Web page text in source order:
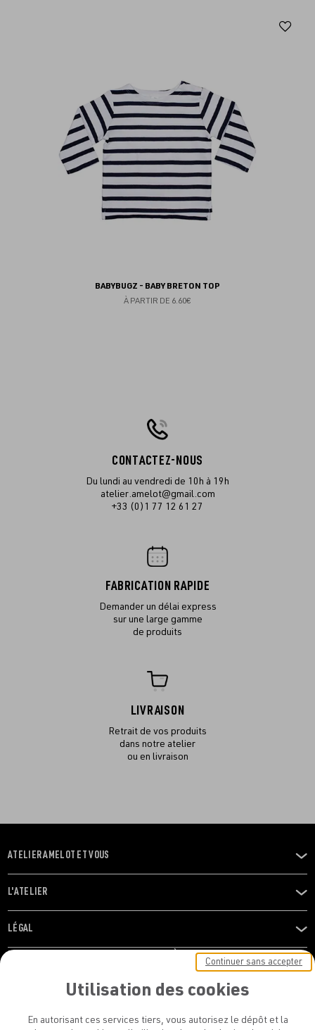
BABYBUGZ - BABY BRETON TOP
À PARTIR DE 6.60€
CONTACTEZ-NOUS
Du lundi au vendredi de 10h à 19h
atelier.amelot@gmail.com
+33 (0)1 77 12 61 27
FABRICATION RAPIDE
Demander un délai express
sur une large gamme
de produits
LIVRAISON
Retrait de vos produits
dans notre atelier
ou en livraison
OUVRIR
LE
MENU
ATELIER AMELOT ET VOUS
OUVRIR
LE
MENU
L'ATELIER
OUVRIR
LE
LÉGAL
RESTONS EN CONTACT ! ABONNEZ-VOUS À NOTRE
Utilisation des cookies
En autorisant ces services tiers, vous autorisez le dépôt et la
Continuer sans accepter